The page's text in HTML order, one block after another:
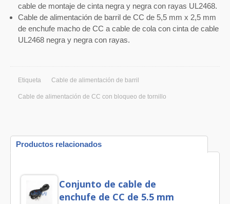
cable de montaje de cinta negra y negra con rayas UL2468.
Cable de alimentación de barril de CC de 5,5 mm x 2,5 mm
de enchufe macho de CC a cable de cola con cinta de cable
UL2468 negra y negra con rayas.
Etiqueta Cable de alimentación de barril
Cable de alimentación de CC con bloqueo de tornillo
Productos relacionados
Conjunto de cable de
enchufe de CC de 5.5 mm